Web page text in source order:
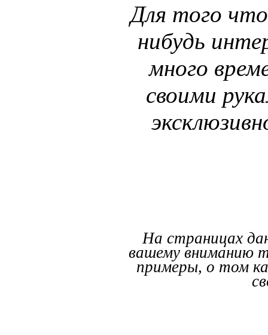
Для того
нибудь
много
своими
На страницах
вашему вниманию
примеры, о том